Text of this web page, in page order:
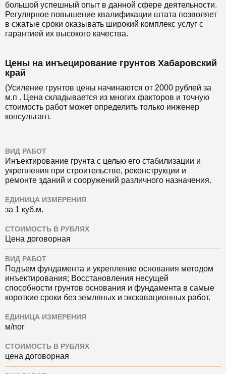
большой успешный опыт в данной сфере деятельности.
Регулярное повышение квалификации штата позволяет
в сжатые сроки оказывать широкий комплекс услуг с
гарантией их высокого качества.
Цены на инъецирование грунтов Хабаровский
край
(Усиление грунтов цены начинаются от 2000 рублей за
м.п . Цена складывается из многих факторов и точную
стоимость работ может определить только инженер
консультант.
ВИД РАБОТ
Инъектирование грунта с целью его стабилизации и
укрепления при строительстве, реконструкции и
ремонте зданий и сооружений различного назначения.
ЕДИНИЦА ИЗМЕРЕНИЯ
за 1 куб.м.
СТОИМОСТЬ В РУБЛЯХ
Цена договорная
ВИД РАБОТ
Подъем фундамента и укрепление основания методом
инъектирования; Восстановления несущей
способности грунтов основания и фундамента в самые
короткие сроки без земляных и экскавационных работ.
ЕДИНИЦА ИЗМЕРЕНИЯ
м/пог
СТОИМОСТЬ В РУБЛЯХ
цена договорная